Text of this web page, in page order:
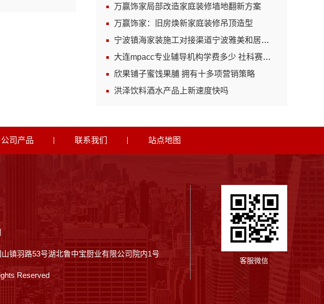
万赢饰家局部改造家庭装修墙地翻新方案
万赢饰家：旧房焕新家庭装修吊顶造型
宁波镇海家装施工对接渠道宁波雅美和居建材科技有限公司
大连mpacc专业辅导机构学费多少 社科赛斯定制专业辅导规划
欣果铺子蜜饯果脯 拥有十多项营销策略
洪泽饮料酒水产品上新速度快吗
公司产品 联系我们 站点地图
镇羽路53号湖北鲁中宝厨业有限公司院内1号
Reserved
客服微信